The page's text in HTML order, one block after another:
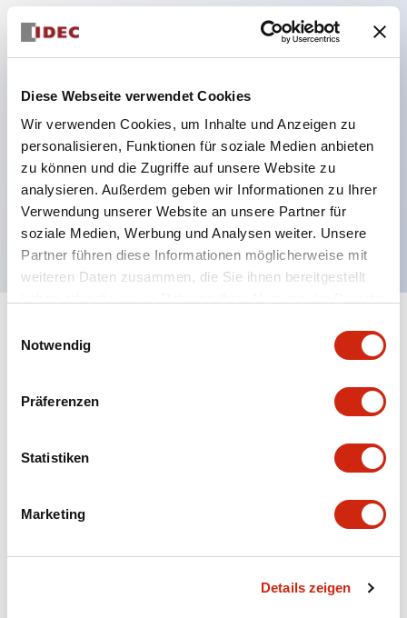
Diese Webseite verwendet Cookies
Wir verwenden Cookies, um Inhalte und Anzeigen zu
personalisieren, Funktionen für soziale Medien anbieten
zu können und die Zugriffe auf unsere Website zu
analysieren. Außerdem geben wir Informationen zu Ihrer
Verwendung unserer Website an unsere Partner für
soziale Medien, Werbung und Analysen weiter. Unsere
Partner führen diese Informationen möglicherweise mit
weiteren Daten zusammen, die Sie ihnen bereitgestellt
Notwendig
Präferenzen
Statistiken
Marketing
Details zeigen
Hauptmerkmale
Schutzart IP40 und IP65 komplett (IEC 60529)
Verbesserte Bedienbarkeit durch
Rückwärtsterminal-System, flache Anschlussfläche
einheitlich bei allen Serien mit einem Gehäuselänge
von 22 mm.
UL- und CSA-zertifiziert
Spezifikationen Alle erweitern+
Mounting and Installation Specifications